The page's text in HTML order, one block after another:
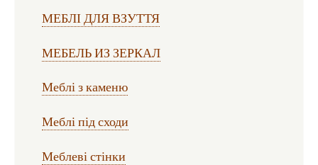
МЕБЛІ ДЛЯ ВЗУТТЯ
МЕБЕЛЬ ИЗ ЗЕРКАЛ
Меблі з каменю
Меблі під сходи
Меблеві стінки